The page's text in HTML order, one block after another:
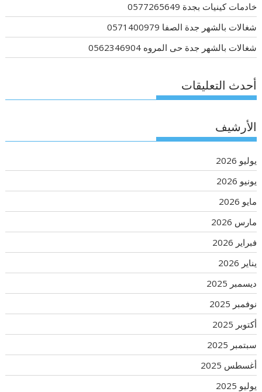
خادمات كينيات بجدة 0577265649
شغالات بالشهر جدة الصفا 0571400979
شغالات بالشهر جدة حى المروه 0562346904
أحدث التعليقات
الأرشيف
يوليو 2026
يونيو 2026
مايو 2026
مارس 2026
فبراير 2026
يناير 2026
ديسمبر 2025
نوفمبر 2025
أكتوبر 2025
سبتمبر 2025
أغسطس 2025
يوليو 2025